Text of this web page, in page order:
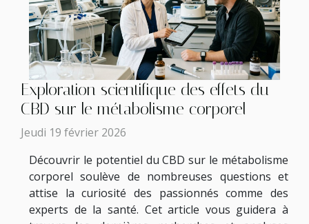
Exploration scientifique des effets du
CBD sur le métabolisme corporel
Jeudi 19 février 2026
Découvrir le potentiel du CBD sur le métabolisme
corporel soulève de nombreuses questions et
attise la curiosité des passionnés comme des
experts de la santé. Cet article vous guidera à